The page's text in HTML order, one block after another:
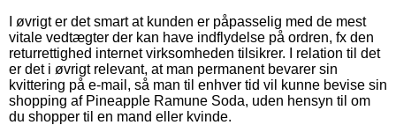
I øvrigt er det smart at kunden er påpasselig med de mest
vitale vedtægter der kan have indflydelse på ordren, fx den
returrettighed internet virksomheden tilsikrer. I relation til det
er det i øvrigt relevant, at man permanent bevarer sin
kvittering på e-mail, så man til enhver tid vil kunne bevise sin
shopping af Pineapple Ramune Soda, uden hensyn til om
du shopper til en mand eller kvinde.